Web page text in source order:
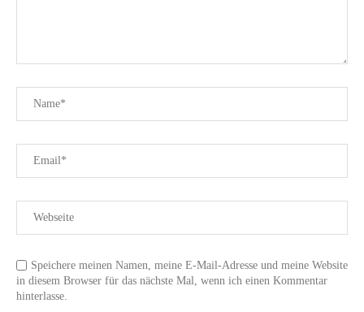
Speichere meinen Namen, meine E-Mail-Adresse und meine Website
in diesem Browser für das nächste Mal, wenn ich einen Kommentar
hinterlasse.